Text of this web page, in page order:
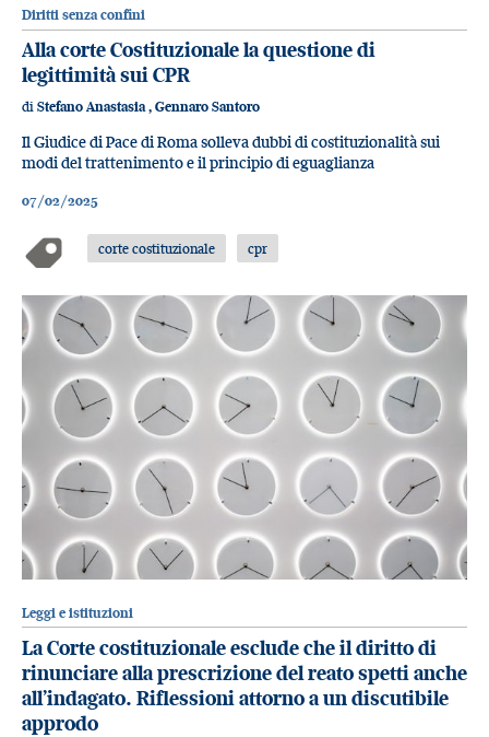
Diritti senza confini
Alla corte Costituzionale la questione di
legittimità sui CPR
di Stefano Anastasia , Gennaro Santoro
Il Giudice di Pace di Roma solleva dubbi di costituzionalità sui
modi del trattenimento e il principio di eguaglianza
07/02/2025
corte costituzionale cpr
Leggi e istituzioni
La Corte costituzionale esclude che il diritto di
rinunciare alla prescrizione del reato spetti anche
all’indagato. Riflessioni attorno a un discutibile
approdo